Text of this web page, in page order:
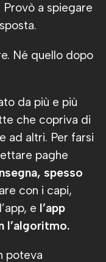
Provò a spiegare
Né quello dopo
da più e più
che copriva di
ad altri. Per farsi
paghe
spesso
con i capi,
e l’app
l’algoritmo.
poteva